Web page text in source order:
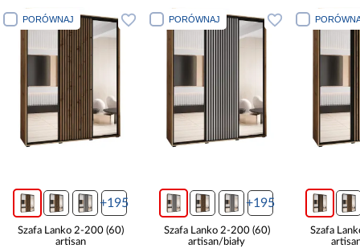
PORÓWNAJ
+195
Szafa Lanko 2-200 (60)
artisan
PORÓWNAJ
+195
Szafa Lanko 2-200 (60)
artisan/biały
Szafa